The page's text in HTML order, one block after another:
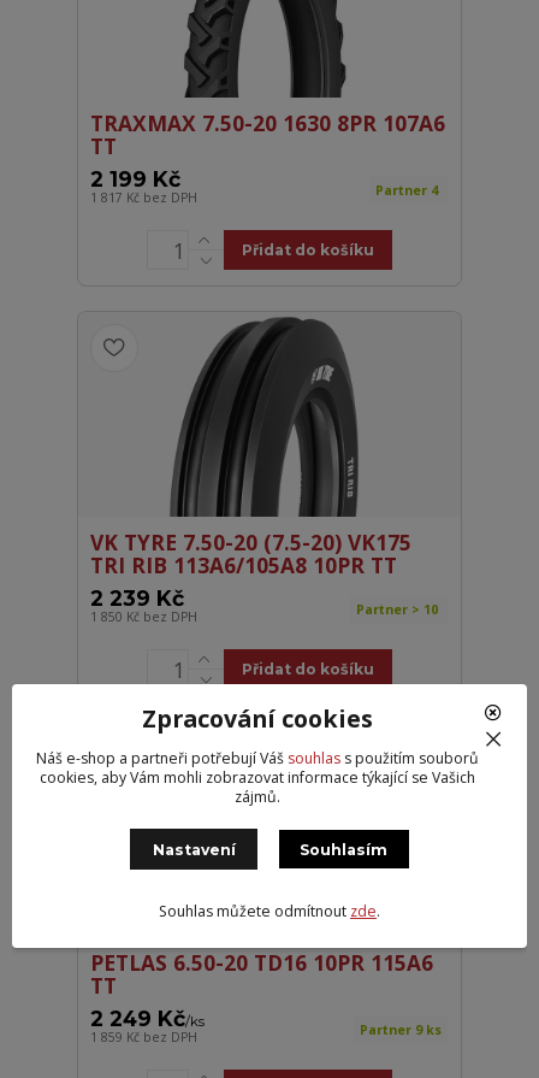
TRAXMAX 7.50-20 1630 8PR 107A6
TT
2 199 Kč
1 817 Kč bez DPH Partner 4
Přidat do košíku
VK TYRE 7.50-20 (7.5-20) VK175
TRI RIB 113A6/105A8 10PR TT
2 239 Kč
1 850 Kč bez DPH Partner > 10
Přidat do košíku
PETLAS 6.50-20 TD16 10PR 115A6
TT
2 249 Kč/ks
1 859 Kč bez DPH Partner 9 ks
Zpracování cookies
Náš e-shop a partneři potřebují Váš souhlass použitím souborů
cookies, aby Vám mohli zobrazovat informace týkající se Vašich
zájmů.
Nastavení Souhlasím
Souhlas můžete odmítnout zde.